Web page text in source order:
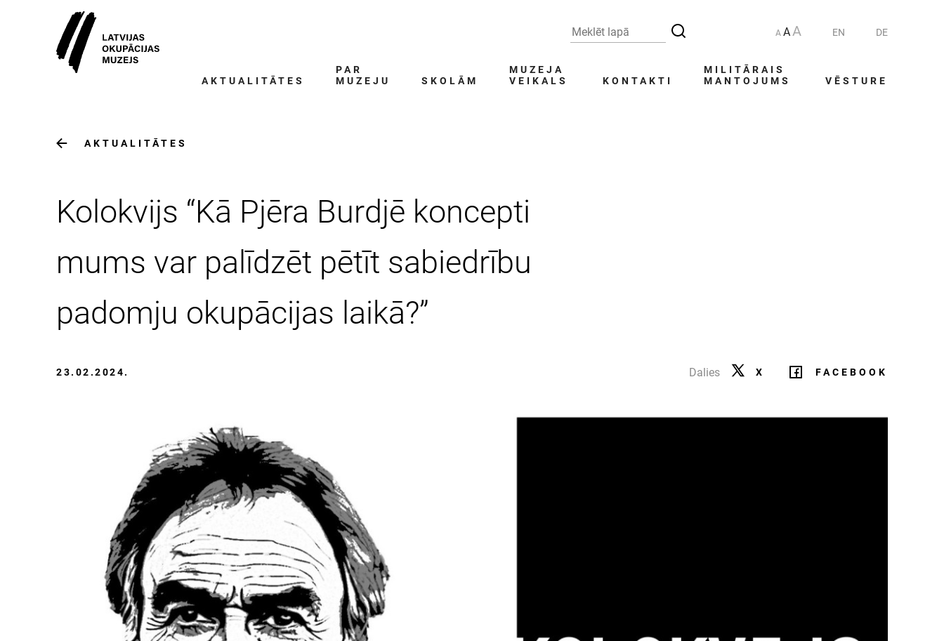
A AA EN DE
AKTUALITĀTES
PAR
MUZEJU
SKOLĀM
MUZEJA
VEIKALS
KONTAKTI
MILITĀRAIS
MANTOJUMS
VĒSTURE
AKTUALITĀTES
Kolokvijs “Kā Pjēra Burdjē koncepti
mums var palīdzēt pētīt sabiedrību
padomju okupācijas laikā?”
23.02.2024. Dalies X FACEBOOK